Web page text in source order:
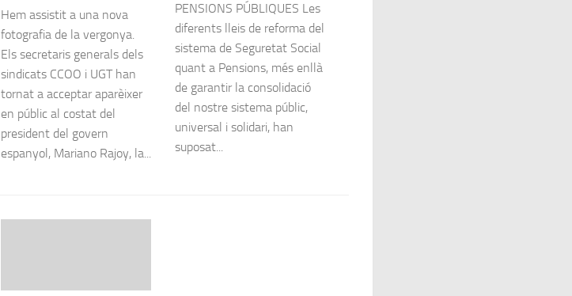
Hem assistit a una nova
fotografia de la vergonya.
Els secretaris generals dels
sindicats CCOO i UGT han
tornat a acceptar aparèixer
en públic al costat del
president del govern
espanyol, Mariano Rajoy, la...
PENSIONS PÚBLIQUES Les
diferents lleis de reforma del
sistema de Seguretat Social
quant a Pensions, més enllà
de garantir la consolidació
del nostre sistema públic,
universal i solidari, han
suposat...